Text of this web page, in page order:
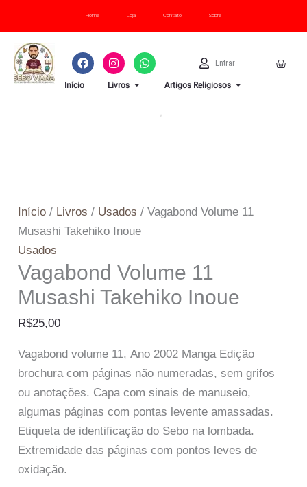
conteúdo
Home Loja Contato Sobre
F
a
e
I
n
t
W
h
Entrar
U
s
e
r
Cart
Início Livros OPEN LIVROS
Artigos Religiosos OPEN
Início / Livros / Usados / Vagabond Volume 11
Musashi Takehiko Inoue
Usados
Vagabond Volume 11
Musashi Takehiko Inoue
R$25,00
Vagabond volume 11, Ano 2002 Manga Edição
brochura com páginas não numeradas, sem grifos
ou anotações. Capa com sinais de manuseio,
algumas páginas com pontas levente amassadas.
Etiqueta de identificação do Sebo na lombada.
Extremidade das páginas com pontos leves de
oxidação.